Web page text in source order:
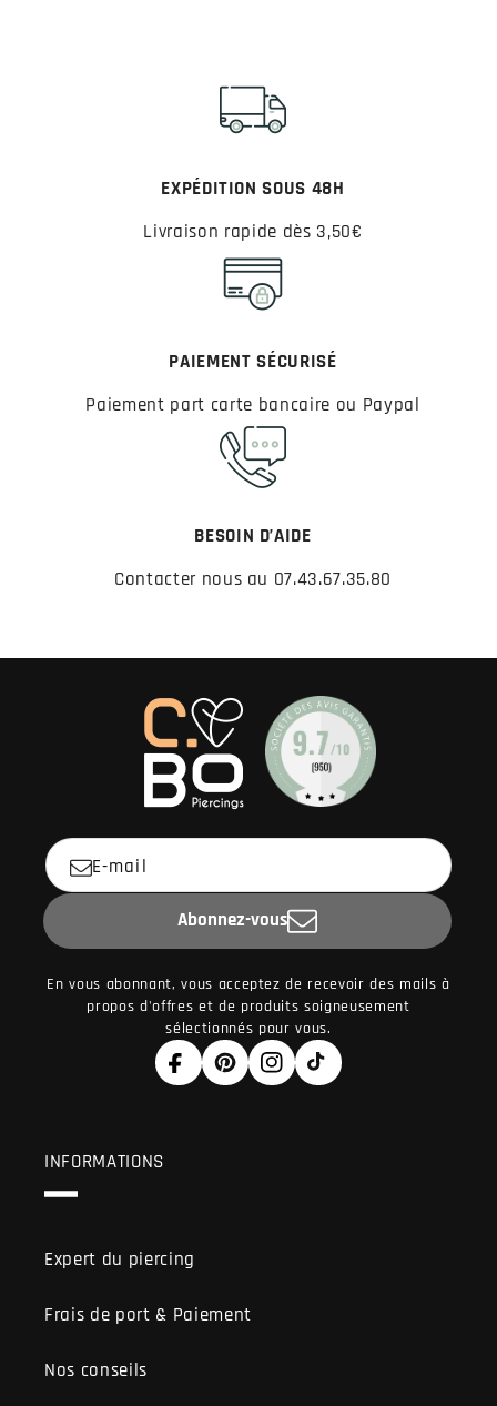
EXPÉDITION SOUS 48H
Livraison rapide dès 3,50€
PAIEMENT SÉCURISÉ
Paiement part carte bancaire ou Paypal
BESOIN D’AIDE
Contacter nous au 07.43.67.35.80
E-mail
Abonnez-vous
En vous abonnant, vous acceptez de recevoir des mails à
propos d'offres et de produits soigneusement
sélectionnés pour vous.
FacebookPinterestInstagram
TikTok
INFORMATIONS
Expert du piercing
Frais de port & Paiement
Nos conseils